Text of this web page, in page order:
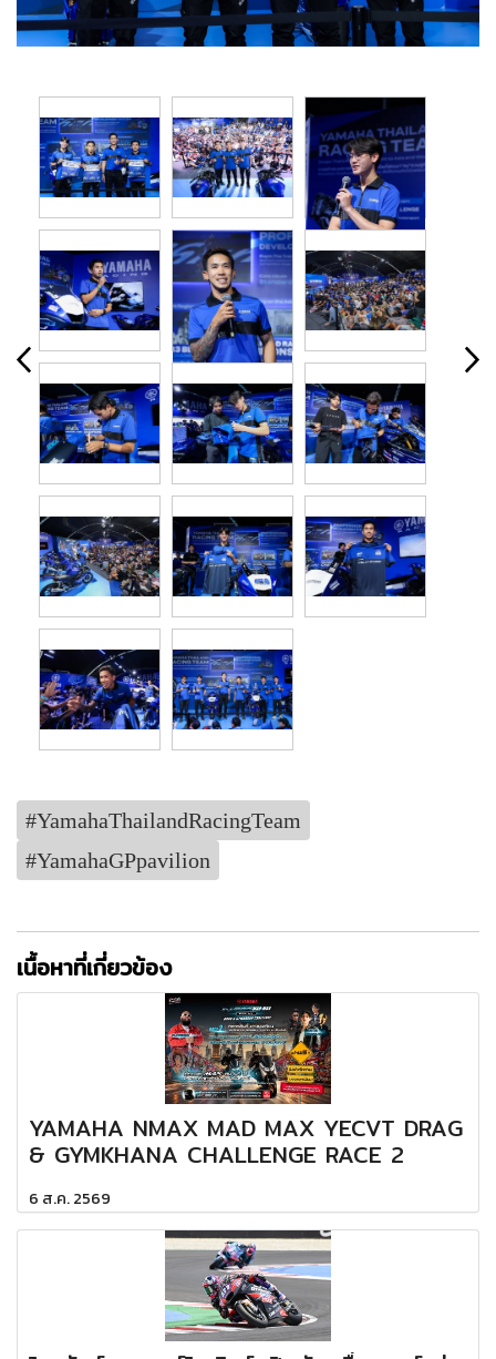
#YamahaThailandRacingTeam
#YamahaGPpavilion
เนื้อหาที่เกี่ยวข้อง
YAMAHA NMAX MAD MAX YECVT DRAG
& GYMKHANA CHALLENGE RACE 2
6 ส.ค. 2569